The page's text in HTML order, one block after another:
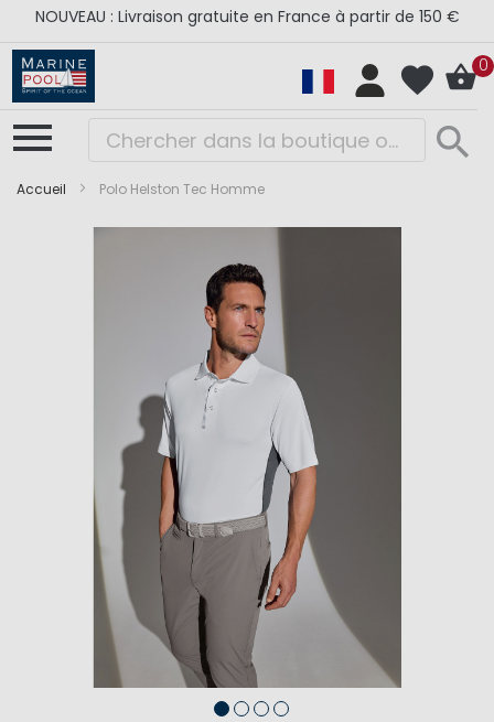
NOUVEAU : Livraison gratuite en France à partir de 150 €
0
Accueil Polo Helston Tec Homme